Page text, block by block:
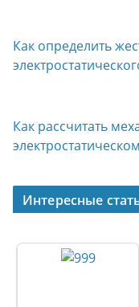
Как определить
Как рассчитать
Интересные